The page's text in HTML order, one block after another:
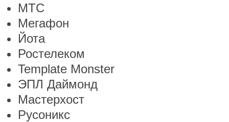
МТС
Мегафон
Йота
Ростелеком
Template Monster
ЭПЛ Даймонд
Мастерхост
Русоникс